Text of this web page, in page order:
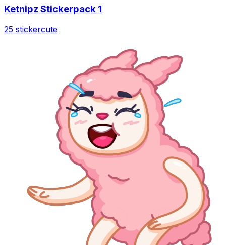
Ketnipz Stickerpack 1
25 stickercute